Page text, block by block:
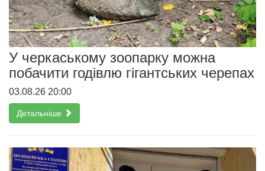
У черкаському зоопарку можна
побачити годівлю гігантських черепах
03.08.26 20:00
Детальніше